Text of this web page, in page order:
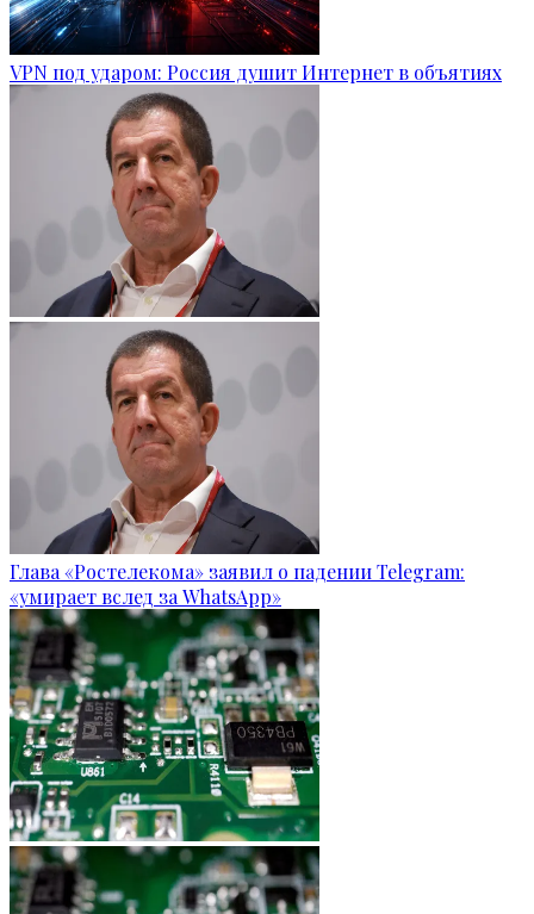
VPN под ударом: Россия душит Интернет в объятиях
Глава «Ростелекома» заявил о падении Telegram:
«умирает вслед за WhatsApp»